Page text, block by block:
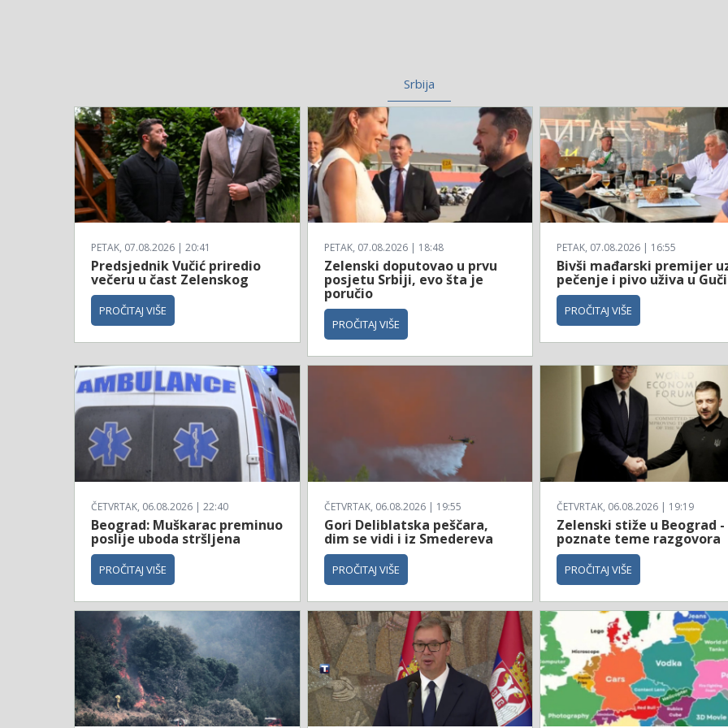
Srbija
PETAK, 07.08.2026 | 20:41
Predsjednik Vučić priredio
večeru u čast Zelenskog
PROČITAJ VIŠE
PETAK, 07.08.2026 | 18:48
Zelenski doputovao u prvu
posjetu Srbiji, evo šta je
poručio
PROČITAJ VIŠE
PETAK, 07.08.2026 | 16:55
Bivši mađarski premijer
pečenje i pivo uživa u Guči
PROČITAJ VIŠE
ČETVRTAK, 06.08.2026 | 22:40
Beograd: Muškarac preminuo
poslije uboda stršljena
PROČITAJ VIŠE
ČETVRTAK, 06.08.2026 | 19:55
Gori Deliblatska peščara,
dim se vidi i iz Smedereva
PROČITAJ VIŠE
ČETVRTAK, 06.08.2026 | 19:19
Zelenski stiže u Beograd -
poznate teme razgovora
PROČITAJ VIŠE